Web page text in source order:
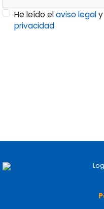
He leído elaviso legaly
privacidad